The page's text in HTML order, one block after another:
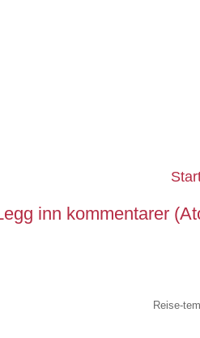
inn kommentarer
Reise-